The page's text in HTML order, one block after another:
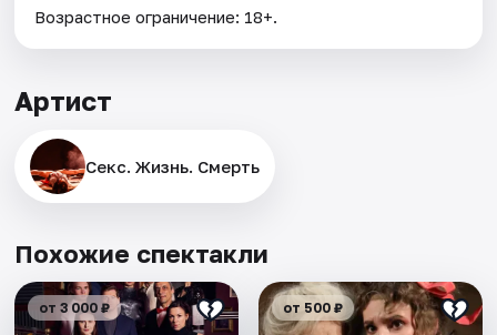
Возрастное ограничение: 18+.
Артист
Секс. Жизнь. Смерть
Похожие спектакли
от 3 000 ₽ от 500 ₽